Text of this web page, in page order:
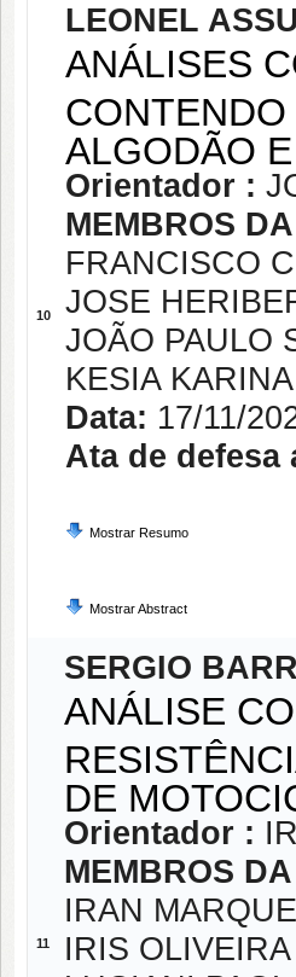
10
LEONEL
ANÁLISES
CONTENDO
ALGODÃO
Orientador :
MEMBROS
FRANCISCO
JOSE
JOÃO PAULO
KESIA
Data: 17/11/
Ata de defesa
Mostrar Resumo
Mostrar Abstract
11
SERGIO
ANÁLISE
DE
Orientador :
MEMBROS
IRAN
IRIS